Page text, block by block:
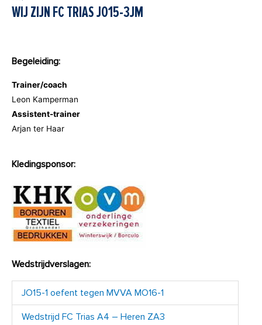
WIJ ZIJN FC TRIAS JO15-3JM
Begeleiding:
Trainer/coach
Leon Kamperman
Assistent-trainer
Arjan ter Haar
Kledingsponsor:
Wedstrijdverslagen:
JO15-1 oefent tegen MVVA MO16-1
Wedstrijd FC Trias A4 – Heren ZA3